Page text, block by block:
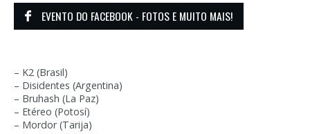
EVENTO DO FACEBOOK - FOTOS E MUITO MAIS!
– K2 (Brasil)
– Disidentes (Argentina)
– Bruhash (La Paz)
– Etéreo (Potosí)
– Mordor (Tarija)